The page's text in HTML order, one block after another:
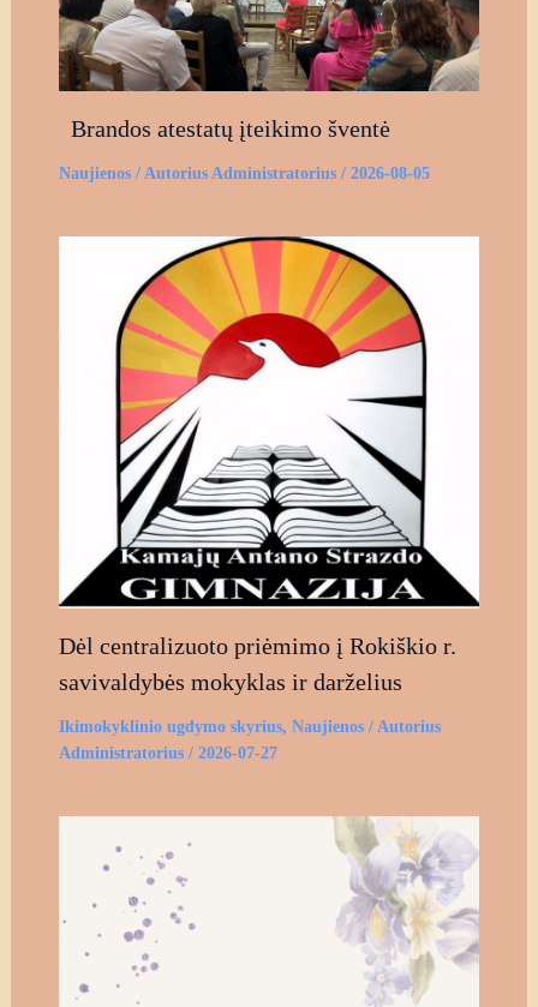
Brandos atestatų įteikimo šventė
Naujienos/ Autorius Administratorius / 2026-08-05
Dėl centralizuoto priėmimo į Rokiškio r.
savivaldybės mokyklas ir darželius
Ikimokyklinio ugdymo skyrius, Naujienos/ Autorius
Administratorius / 2026-07-27